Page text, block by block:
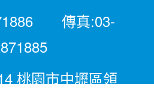
傳真:03-
桃園市中壢區領